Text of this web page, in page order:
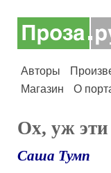
Авторы
Магазин
О
Ох, уж эти
Саша Тумп